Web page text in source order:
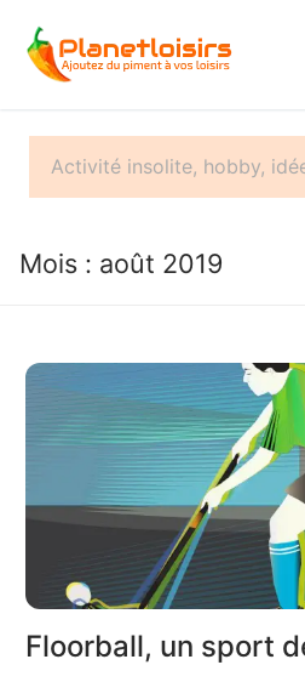
contenu
Mois : août 2019
Floorball, un sport